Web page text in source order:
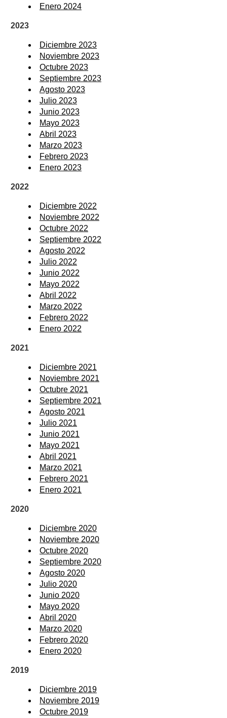
Enero 2024
2023
Diciembre 2023
Noviembre 2023
Octubre 2023
Septiembre 2023
Agosto 2023
Julio 2023
Junio 2023
Mayo 2023
Abril 2023
Marzo 2023
Febrero 2023
Enero 2023
2022
Diciembre 2022
Noviembre 2022
Octubre 2022
Septiembre 2022
Agosto 2022
Julio 2022
Junio 2022
Mayo 2022
Abril 2022
Marzo 2022
Febrero 2022
Enero 2022
2021
Diciembre 2021
Noviembre 2021
Octubre 2021
Septiembre 2021
Agosto 2021
Julio 2021
Junio 2021
Mayo 2021
Abril 2021
Marzo 2021
Febrero 2021
Enero 2021
2020
Diciembre 2020
Noviembre 2020
Octubre 2020
Septiembre 2020
Agosto 2020
Julio 2020
Junio 2020
Mayo 2020
Abril 2020
Marzo 2020
Febrero 2020
Enero 2020
2019
Diciembre 2019
Noviembre 2019
Octubre 2019